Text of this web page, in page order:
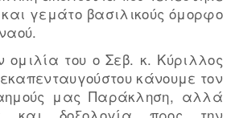
γεμάτο βασιλικούς όμορφο
ομιλία του ο Σεβ. κ. Κύριλλος
κάνουμε τον
μας Παράκληση, αλλά